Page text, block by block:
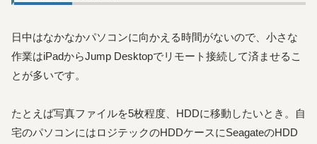
日中はなかなかパソコンに向かえる時間がないので、小さな
作業はiPadからJump Desktopでリモート接続して済ませるこ
とが多いです。
たとえば写真ファイルを5枚程度、HDDに移動したいとき。自
宅のパソコンにはロジテックのHDDケースにSeagateのHDD